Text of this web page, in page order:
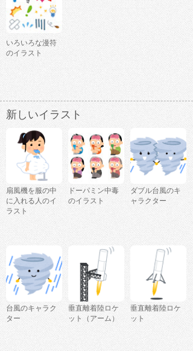
いろいろな漫符
のイラスト
新しいイラスト
扇風機を服の中
に入れる人のイ
ラスト
ドーパミン中毒
のイラスト
ダブル台風のキ
ャラクター
台風のキャラク
ター
垂直離着陸ロケ
ット（アーム）
垂直離着陸ロケ
ット